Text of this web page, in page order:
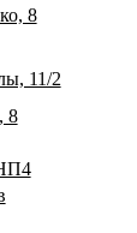
8
11/2
8